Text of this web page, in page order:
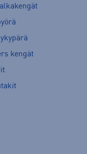
kengät